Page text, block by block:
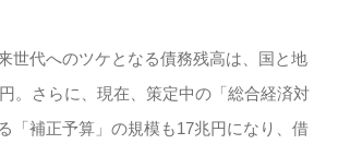
世代へのツケとなる債務残高は、国と地
。さらに、現在、策定中の「総合経済対
「補正予算」の規模も17兆円になり、借